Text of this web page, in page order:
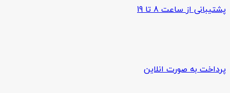
پشتیبانی از ساعت 8 تا 19
پرداخت به صورت انلاین